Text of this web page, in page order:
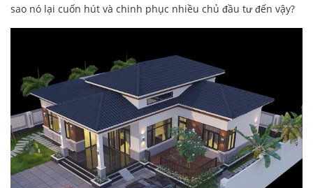
sao nó lại cuốn hút và chinh phục nhiều chủ đầu tư đến vậy?